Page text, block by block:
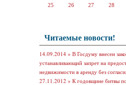
25 26 27 28
Читаемые новости!
14.09.2014 » В Госдуму внесен
устанавливающий запрет на
недвижимости в аренду без
27.11.2012 » К годовщине битвы